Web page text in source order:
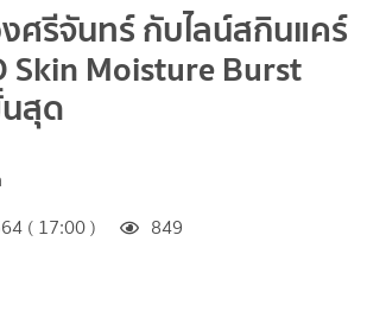
ศรีจันทร์ กับไลน์สกินแคร์
Skin Moisture Burst
สุด
( 17:00 )
849